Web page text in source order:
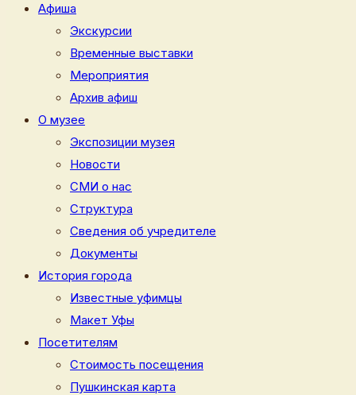
ВЕБ-
Афиша
Экскурсии
Временные выставки
Мероприятия
Архив афиш
О музее
Экспозиции музея
Новости
СМИ о нас
Структура
Сведения об учредителе
Документы
История города
Известные уфимцы
Макет Уфы
Посетителям
Стоимость посещения
Пушкинская карта